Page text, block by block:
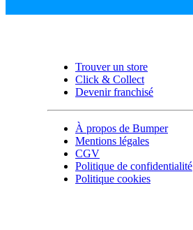
Trouver un store
Click & Collect
Devenir franchisé
À propos de Bumper
Mentions légales
CGV
Politique de confidentialité
Politique cookies